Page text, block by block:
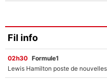
Fil info
02h30 Formule1